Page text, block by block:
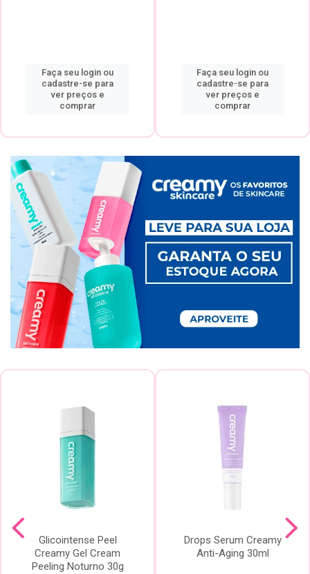
Faça seu login ou
cadastre-se para
ver preços e
comprar
Faça seu login ou
cadastre-se para
ver preços e
comprar
Glicointense Peel
Creamy Gel Cream
Peeling Noturno 30g
Drops Serum Creamy
Anti-Aging 30ml